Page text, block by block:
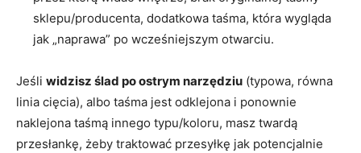
sklepu/producenta, dodatkowa taśma, która wygląda
jak „naprawa” po wcześniejszym otwarciu.
Jeśli widzisz ślad po ostrym narzędziu (typowa, równa
linia cięcia), albo taśma jest odklejona i ponownie
naklejona taśmą innego typu/koloru, masz twardą
przesłankę, żeby traktować przesyłkę jak potencjalnie